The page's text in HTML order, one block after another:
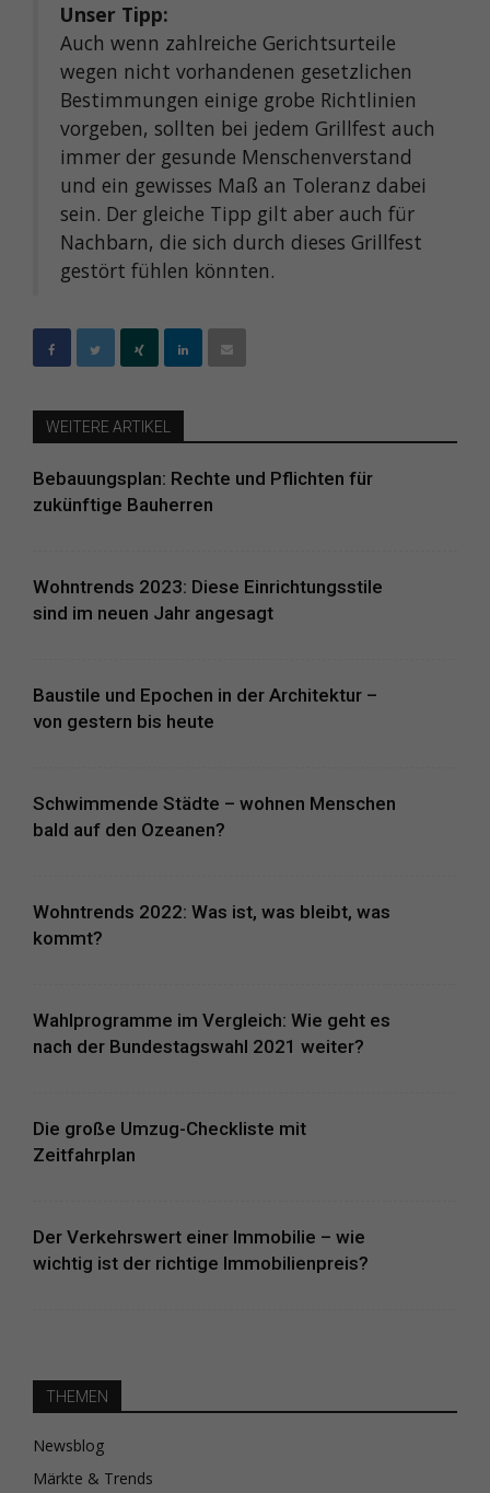
Unser Tipp:
Auch wenn zahlreiche Gerichtsurteile
wegen nicht vorhandenen gesetzlichen
Bestimmungen einige grobe Richtlinien
vorgeben, sollten bei jedem Grillfest auch
immer der gesunde Menschenverstand
und ein gewisses Maß an Toleranz dabei
sein. Der gleiche Tipp gilt aber auch für
Nachbarn, die sich durch dieses Grillfest
gestört fühlen könnten.
WEITERE ARTIKEL
Bebauungsplan: Rechte und Pflichten für
zukünftige Bauherren
Wohntrends 2023: Diese Einrichtungsstile
sind im neuen Jahr angesagt
Baustile und Epochen in der Architektur –
von gestern bis heute
Schwimmende Städte – wohnen Menschen
bald auf den Ozeanen?
Wohntrends 2022: Was ist, was bleibt, was
kommt?
Wahlprogramme im Vergleich: Wie geht es
nach der Bundestagswahl 2021 weiter?
Die große Umzug-Checkliste mit
Zeitfahrplan
Der Verkehrswert einer Immobilie – wie
wichtig ist der richtige Immobilienpreis?
THEMEN
Newsblog
Märkte & Trends